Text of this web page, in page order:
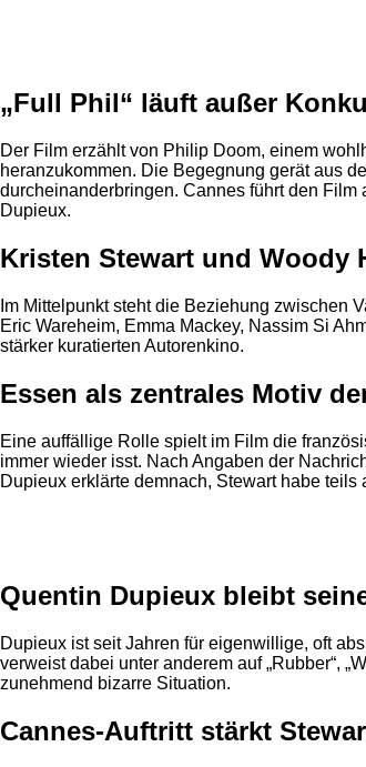
„Full Phil“ läuft außer
Der Film erzählt von Philip Doom, einem
heranzukommen. Die Begegnung gerät aus
durcheinanderbringen. Cannes führt den
Dupieux.
Kristen Stewart und Woody
Im Mittelpunkt steht die Beziehung zwischen
Eric Wareheim, Emma Mackey, Nassim Si
stärker kuratierten Autorenkino.
Essen als zentrales Motiv
Eine auffällige Rolle spielt im Film die
immer wieder isst. Nach Angaben der
Dupieux erklärte demnach, Stewart habe
Quentin Dupieux bleibt
Dupieux ist seit Jahren für eigenwillige, oft
verweist dabei unter anderem auf „Rubber“,
zunehmend bizarre Situation.
Cannes-Auftritt stärkt